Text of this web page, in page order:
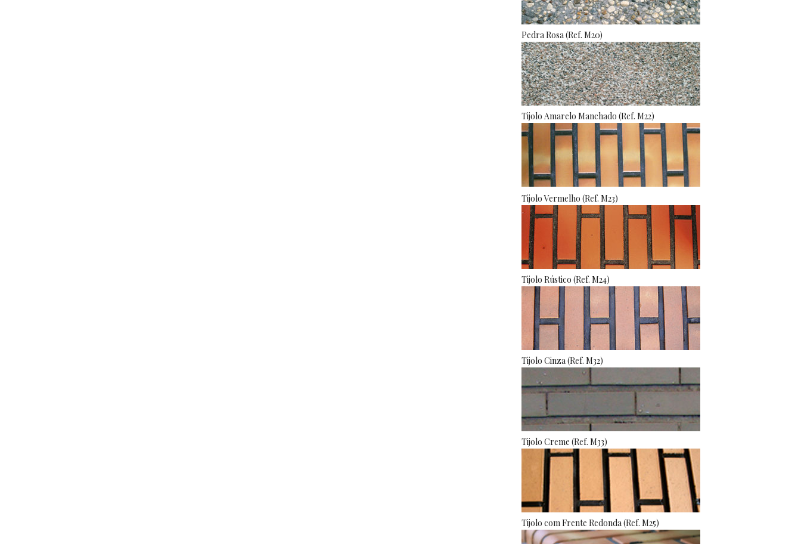
Pedra Rosa (Ref. M20)
Tijolo Amarelo Manchado (Ref. M22)
Tijolo Vermelho (Ref. M23)
Tijolo Rústico (Ref. M24)
Tijolo Cinza (Ref. M32)
Tijolo Creme (Ref. M33)
Tijolo com Frente Redonda (Ref. M25)